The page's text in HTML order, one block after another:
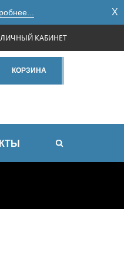
X
ЛИЧНЫЙ КАБИНЕТ
КОРЗИНА